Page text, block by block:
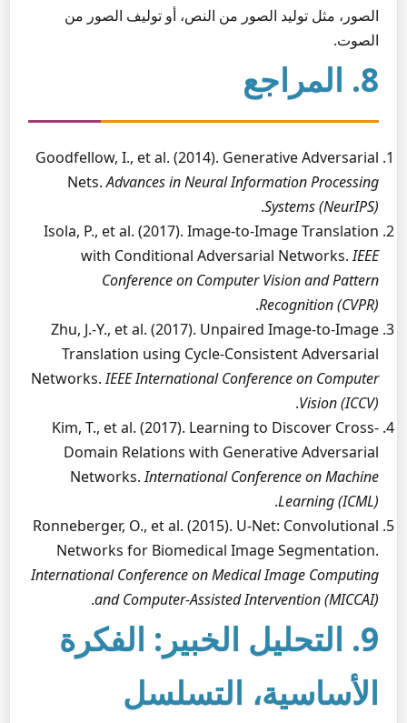
الصور، مثل توليد الصور من النص، أو توليف الصور من
الصوت.
8. المراجع
Goodfellow, I., et al. (2014). Generative Adversarial
Nets.Advances in Neural Information Processing
Systems (NeurIPS)
.
Isola, P., et al. (2017). Image-to-Image Translation
with Conditional Adversarial Networks.IEEE
Conference on Computer Vision and Pattern
Recognition (CVPR)
.
Zhu, J.-Y., et al. (2017). Unpaired Image-to-Image
Translation using Cycle-Consistent Adversarial
Networks.IEEE International Conference on Computer
Vision (ICCV)
.
Kim, T., et al. (2017). Learning to Discover Cross-
Domain Relations with Generative Adversarial
Networks.International Conference on Machine
Learning (ICML)
.
Ronneberger, O., et al. (2015). U-Net: Convolutional
Networks for Biomedical Image Segmentation.
International Conference on Medical Image Computing
and Computer-Assisted Intervention (MICCAI)
.
9. التحليل الخبير: الفكرة
الأساسية، التسلسل